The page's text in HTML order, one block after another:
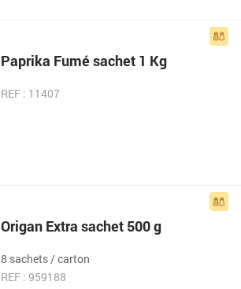
Paprika Fumé sachet 1 Kg
REF : 11407
Origan Extra sachet 500 g
8 sachets / carton
REF : 959188